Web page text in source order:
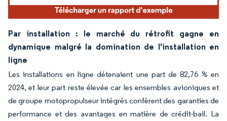
Par installation : le marché du rétrofit gagne en
dynamique malgré la domination de l'installation en
ligne
Les installations en ligne détenaient une part de 82,76 % en
2024, et leur part reste élevée car les ensembles avioniques et
de groupe motopropulseur intégrés confèrent des garanties de
performance et des avantages en matière de crédit-bail. La